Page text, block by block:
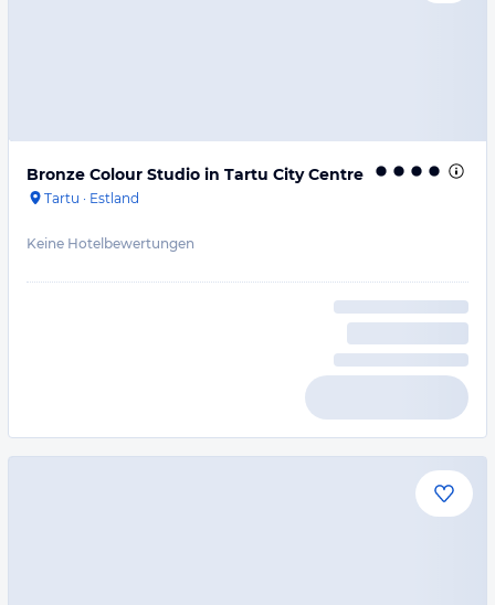
Bronze Colour Studio in Tartu City Centre
Tartu · Estland
Keine Hotelbewertungen